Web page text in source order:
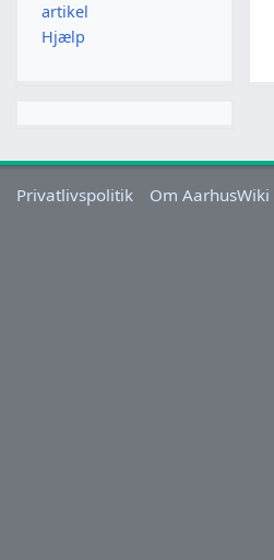
artikel
Hjælp
Privatlivspolitik Om AarhusWiki